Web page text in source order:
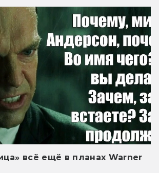
всё ещё в планах Warner